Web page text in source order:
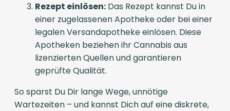
Rezept einlösen: Das Rezept kannst Du in
einer zugelassenen Apotheke oder bei einer
legalen Versandapotheke einlösen. Diese
Apotheken beziehen ihr Cannabis aus
lizenzierten Quellen und garantieren
geprüfte Qualität.
So sparst Du Dir lange Wege, unnötige
Wartezeiten – und kannst Dich auf eine diskrete,